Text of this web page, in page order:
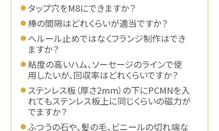
タップ穴をM8にできますか？
棒の間隔はどれくらいが適当ですか？
へルール止めではなくフランジ制作はでき
ますか？
粘度の高いハム、ソーセージのラインで使
用したいが、回収率はどれくらいですか？
ステンレス板（厚さ2mm）の下にPCMNを入
れてもステンレス板上に同じくらいの磁力が
でますか？
ふつうの石や、髪の毛、ビニールの切れ端な